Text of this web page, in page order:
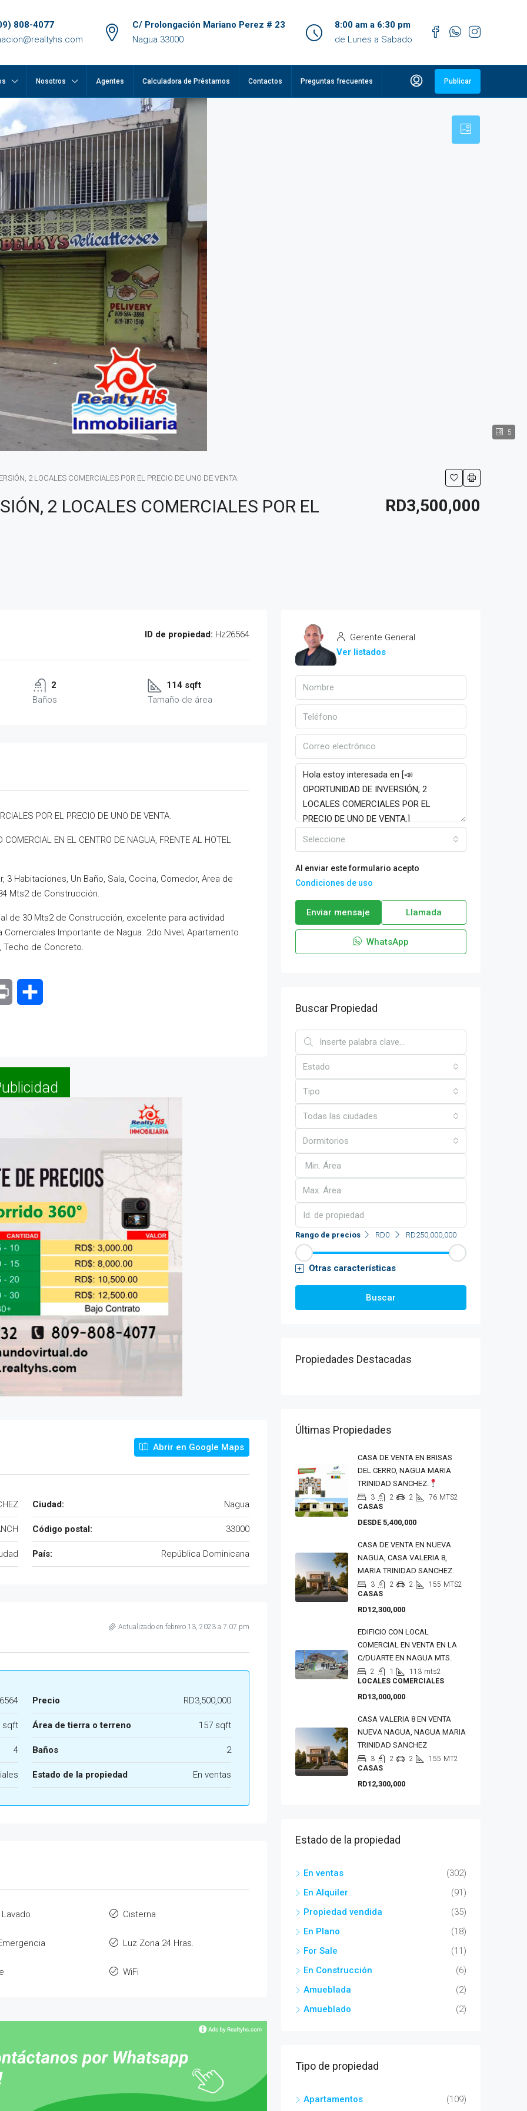
808-4077
C/ Prolongación Mariano Perez # 23
Nagua 33000
8:00 am a 6:30 pm
de Lunes a Sabado
Nosotros Agentes Calculadora de Préstamos Contactos Preguntas frecuentes Publicar
5
2 LOCALES COMERCIALES POR EL PRECIO DE UNO DE VENTA.
2 LOCALES COMERCIALES POR EL RD3,500,000
ID de propiedad: Hz26564
2
Baños
114 sqft
Tamaño de área
POR EL PRECIO DE UNO DE VENTA.
EN EL CENTRO DE NAGUA, FRENTE AL HOTEL
3 Habitaciones, Un Baño, Sala, Cocina, Comedor, Area de
Mts2 de Construcción.
de 30 Mts2 de Construcción, excelente para actividad
Importante de Nagua. 2do Nivel; Apartamento
Techo de Concreto.
Print
Abrir en Google Maps
Ciudad: Nagua
Código postal: 33000
País: República Dominicana
Actualizado en febrero 13, 2023 a 7:07 pm
Precio RD3,500,000
sqft Área de tierra o terreno 157 sqft
4 Baños 2
Estado de la propiedad En ventas
Cisterna
Luz Zona 24 Hras.
WiFi
Gerente General
Ver listados
Seleccione
Al enviar este formulario acepto
Condiciones de uso
Enviar mensaje Llamada
WhatsApp
Buscar Propiedad
Estado
Tipo
Todas las ciudades
Dormitorios
Rango de precios RD0 RD250,000,000
Otras características
Buscar
Propiedades Destacadas
Últimas Propiedades
CASA DE VENTA EN BRISAS
DEL CERRO, NAGUA MARIA
TRINIDAD SANCHEZ.
3 2 2 76 MTS2
CASAS
DESDE 5,400,000
CASA DE VENTA EN NUEVA
NAGUA, CASA VALERIA 8,
MARIA TRINIDAD SANCHEZ.
3 2 2 155 MTS2
CASAS
RD12,300,000
EDIFICIO CON LOCAL
COMERCIAL EN VENTA EN LA
C/DUARTE EN NAGUA MTS.
2 1 113 mts2
LOCALES COMERCIALES
RD13,000,000
CASA VALERIA 8 EN VENTA
NUEVA NAGUA, NAGUA MARIA
TRINIDAD SANCHEZ
3 2 2 155 MT2
CASAS
RD12,300,000
Estado de la propiedad
En ventas
(302)
En Alquiler
(91)
Propiedad vendida
(35)
En Plano
(18)
For Sale
(11)
En Construcción
(6)
Amueblada
(2)
Amueblado
(2)
Tipo de propiedad
Apartamentos (109)